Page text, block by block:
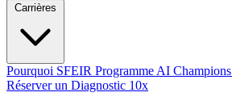
Carrières
Pourquoi SFEIR Programme AI Champions
Réserver un Diagnostic 10x